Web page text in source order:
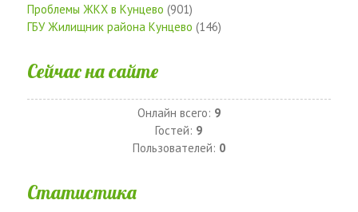
Проблемы ЖКХ в Кунцево (901)
ГБУ Жилищник района Кунцево (146)
Сейчас на сайте
Онлайн всего: 9
Гостей: 9
Пользователей: 0
Статистика